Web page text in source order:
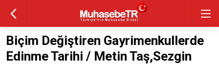
Biçim Değiştiren Gayrimenkullerde
Edinme Tarihi / Metin Taş,Sezgin